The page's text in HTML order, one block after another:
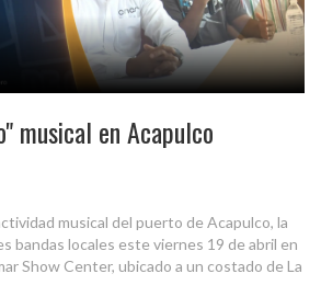
musical en Acapulco
musical del puerto de Acapulco, la
bandas locales este viernes 19 de abril en
Show Center, ubicado a un costado de La